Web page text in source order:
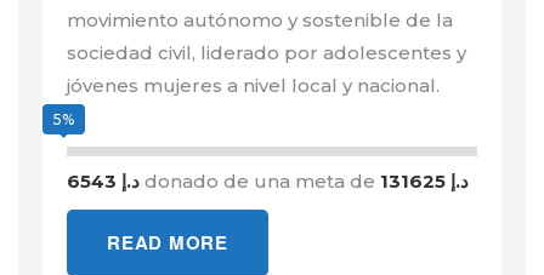
movimiento autónomo y sostenible de la
sociedad civil, liderado por adolescentes y
jóvenes mujeres a nivel local y nacional.
5%
6543 د.إ donado de una meta de 131625 د.إ
READ MORE